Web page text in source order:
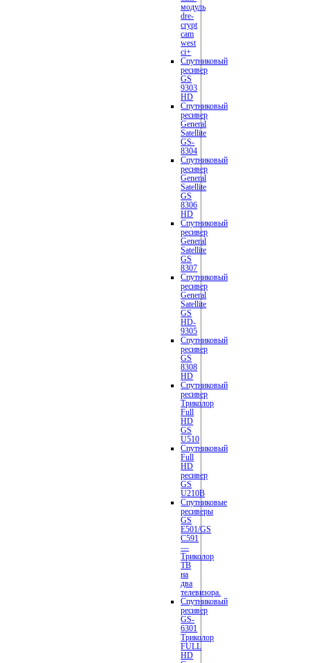
модуль
dre-
crypt
cam
west
ci+
Спутниковый
ресивер
GS
9303
HD
Спутниковый
ресивер
General
Satellite
GS-
8304
Спутниковый
ресивер
General
Satellite
GS
8306
HD
Спутниковый
ресивер
General
Satellite
GS
8307
Спутниковый
ресивер
General
Satellite
GS
HD-
9305
Спутниковый
ресивер
GS
8308
HD
Спутниковый
ресивер
Триколор
Full
HD
GS
U510
Cпутниковый
Full
HD
ресивер
GS
U210B
Спутниковые
ресиверы
GS
E501/GS
C591
—
Триколор
ТВ
на
два
телевизора.
Спутниковый
ресивер
GS-
6301
Триколор
FULL
HD